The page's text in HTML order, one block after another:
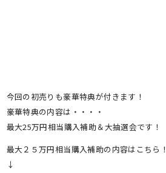
今回の初売りも豪華特典が付きます！
豪華特典の内容は・・・・
最大25万円相当購入補助＆大抽選会です！
最大２５万円相当購入補助の内容はこちら！
↓